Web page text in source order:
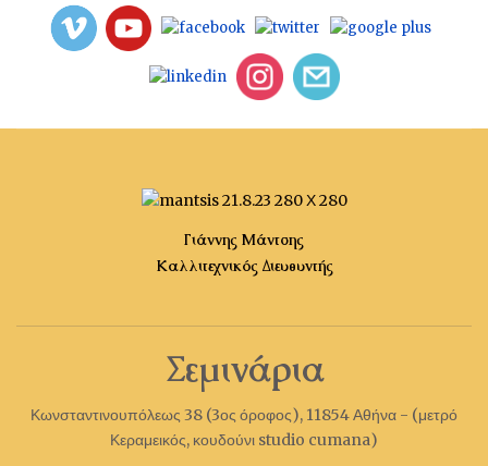
Γιάννης Μάντσης
Καλλιτεχνικός Διευθυντής
Σεμινάρια
Κωνσταντινουπόλεως 38 (3ος όροφος), 11854 Αθήνα - (μετρό
Κεραμεικός, κουδούνι studio cumana)